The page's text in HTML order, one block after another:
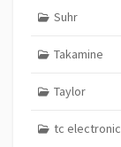
Suhr
Takamine
Taylor
tc electronic